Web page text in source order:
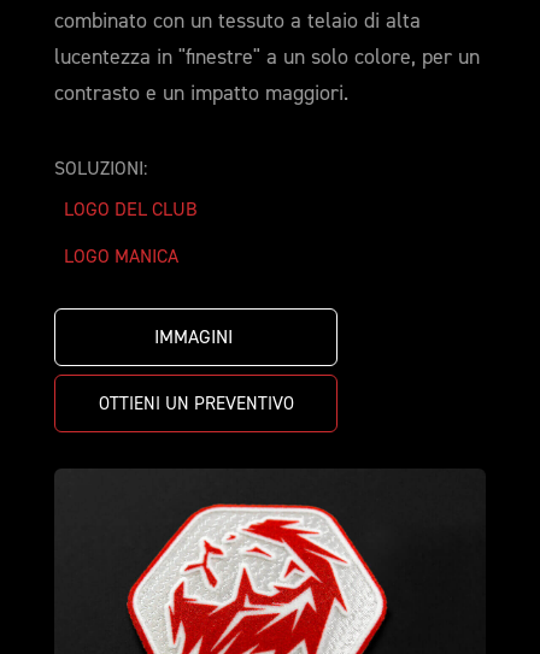
combinato con un tessuto a telaio di alta
lucentezza in "finestre" a un solo colore, per un
contrasto e un impatto maggiori.
SOLUZIONI:
LOGO DEL CLUB
LOGO MANICA
IMMAGINI
OTTIENI UN PREVENTIVO